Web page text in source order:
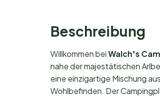
Beschreibung
Willkommen beiWalch's
nahe der majestätischen
eine einzigartige Mischung
Wohlbefinden. Der